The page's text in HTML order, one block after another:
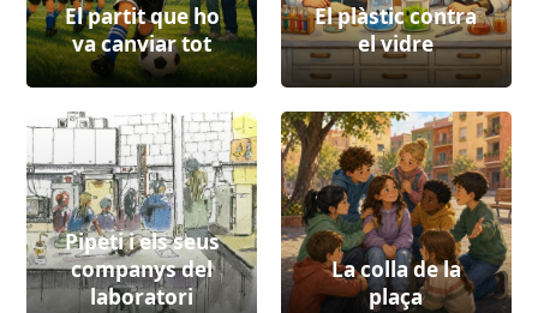
El partit que ho
va canviar tot
El plàstic contra
el vidre
Pipeti i els seus
companys del
laboratori
La colla de la
plaça